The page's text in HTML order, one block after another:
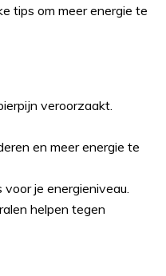
tips om meer energie te
veroorzaakt.
en meer energie te
je energieniveau.
helpen tegen